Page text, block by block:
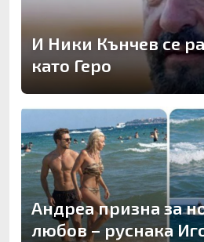
И Ники Кънчев се
като Геро
Андреа призна за
любов – руснака